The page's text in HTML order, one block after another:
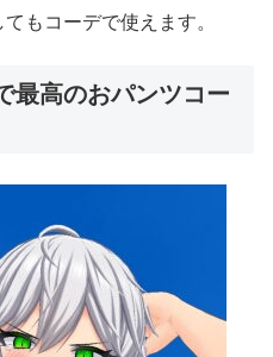
もコーデで使えます。
最高のおパンツコー